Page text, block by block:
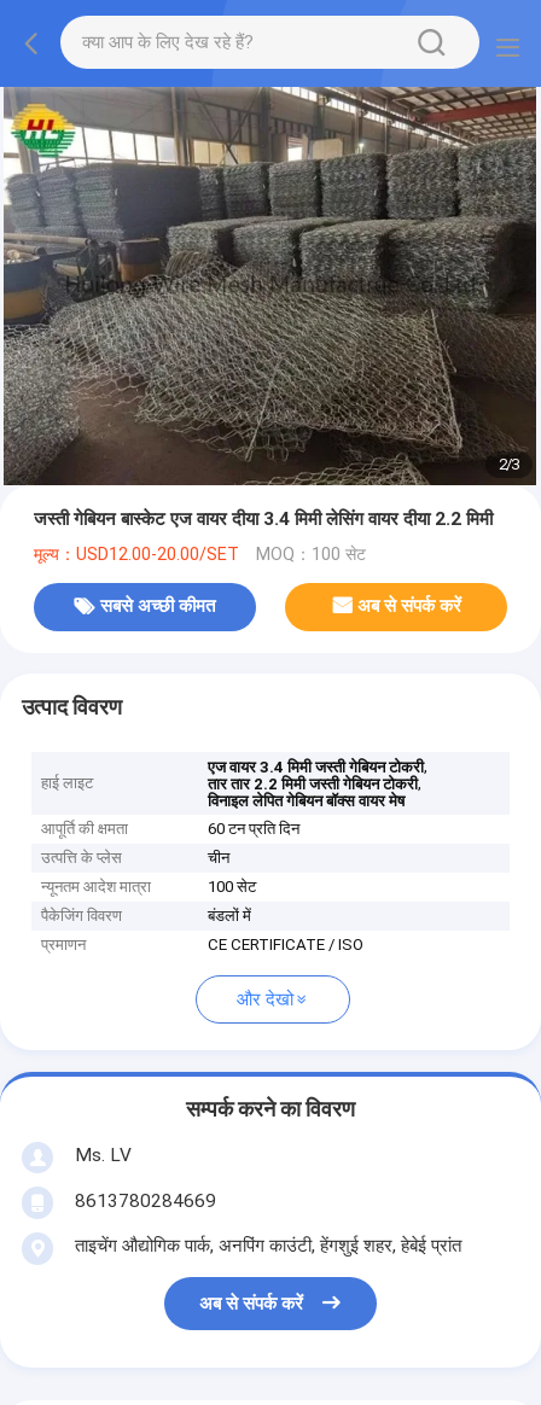
2/3
जस्ती गेबियन बास्केट एज वायर दीया 3.4 मिमी लेसिंग वायर दीया 2.2 मिमी
मूल्य：USD12.00-20.00/SET MOQ：100 सेट
सबसे अच्छी कीमत अब से संपर्क करें
उत्पाद विवरण
हाई लाइट
एज वायर 3.4 मिमी जस्ती गेबियन टोकरी,
तार तार 2.2 मिमी जस्ती गेबियन टोकरी,
विनाइल लेपित गेबियन बॉक्स वायर मेष
आपूर्ति की क्षमता
60 टन प्रति दिन
उत्पत्ति के प्लेस
चीन
न्यूनतम आदेश मात्रा
100 सेट
पैकेजिंग विवरण
बंडलों में
प्रमाणन
CE CERTIFICATE / ISO
और देखो
सम्पर्क करने का विवरण
Ms. LV
8613780284669
ताइचेंग औद्योगिक पार्क, अनपिंग काउंटी, हेंगशुई शहर, हेबेई प्रांत
अब से संपर्क करें